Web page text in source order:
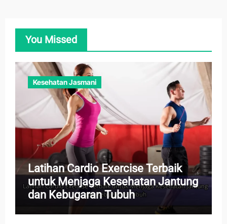
You Missed
Kesehatan Jasmani
Latihan Cardio Exercise Terbaik
untuk Menjaga Kesehatan Jantung
dan Kebugaran Tubuh